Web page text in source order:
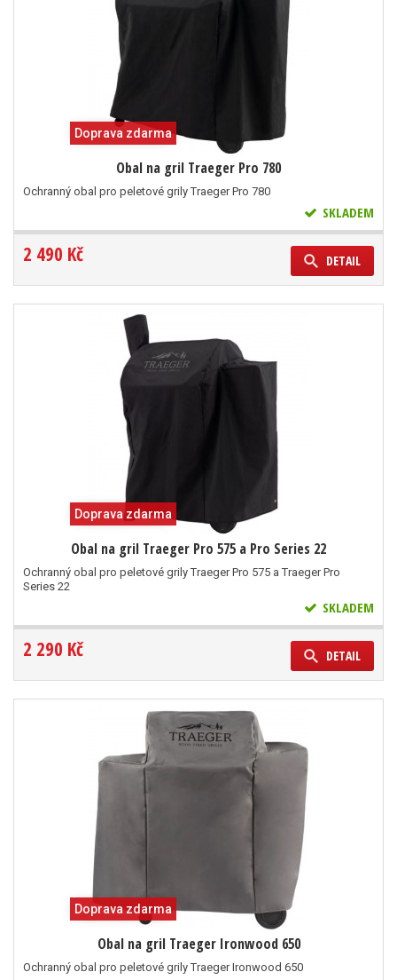
Doprava zdarma
Obal na gril Traeger Pro 780
Ochranný obal pro peletové grily Traeger Pro 780
SKLADEM
2 490 Kč DETAIL
Doprava zdarma
Obal na gril Traeger Pro 575 a Pro Series 22
Ochranný obal pro peletové grily Traeger Pro 575 a Traeger Pro
Series 22
SKLADEM
2 290 Kč DETAIL
Doprava zdarma
Obal na gril Traeger Ironwood 650
Ochranný obal pro peletové grily Traeger Ironwood 650